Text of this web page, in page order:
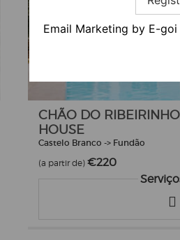
Email Marketing by E-goi
CHÃO DO
HOUSE
Castelo Branco -> Fundão
(a partir de) €220